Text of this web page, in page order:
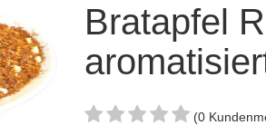
Bratapfel
(0